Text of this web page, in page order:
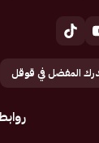
المفضل في قوقل